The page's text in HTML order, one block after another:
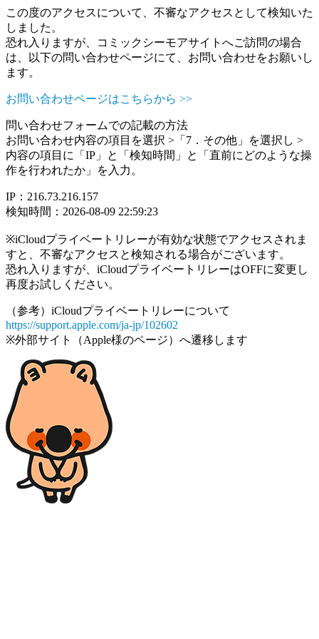
この度のアクセスについて、不審なアクセスとして検知いた
しました。
恐れ入りますが、コミックシーモアサイトへご訪問の場合
は、以下の問い合わせページにて、お問い合わせをお願いし
ます。
お問い合わせページはこちらから >>
問い合わせフォームでの記載の方法
お問い合わせ内容の項目を選択 >「7．その他」を選択し >
内容の項目に「IP」と「検知時間」と「直前にどのような操
作を行われたか」を入力。
IP：216.73.216.157
検知時間：2026-08-09 22:59:23
※iCloudプライベートリレーが有効な状態でアクセスされま
すと、不審なアクセスと検知される場合がございます。
恐れ入りますが、iCloudプライベートリレーはOFFに変更し
再度お試しください。
（参考）iCloudプライベートリレーについて
https://support.apple.com/ja-jp/102602
※外部サイト（Apple様のページ）へ遷移します